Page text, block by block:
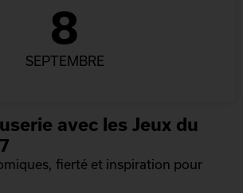
8
SEPTEMBRE
avec les Jeux du
fierté et inspiration pour